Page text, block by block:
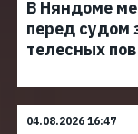
В Няндоме
перед судом
телесных
04.08.2026 16:47